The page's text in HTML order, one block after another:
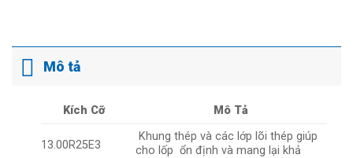
Mô tả
Kích Cỡ Mô Tả
13.00R25E3
Khung thép và các lớp lõi thép giúp
cho lốp ổn định và mang lại khả